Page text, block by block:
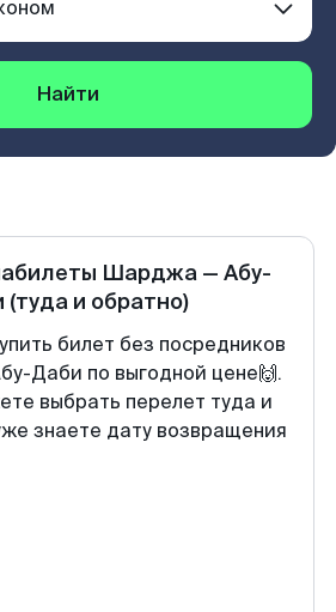
Найти
Шарджа— Абу-
(туда и обратно)
билет без посредников
Даби по выгодной цене🙌.
выбрать перелет туда и
знаете дату возвращения